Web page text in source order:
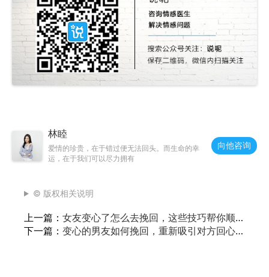
林睦
爱情的珍贵，在于错过便无法回头。而生命的幸
运，在于我们可以尽力拥有
向他咨询
© 版权相关说明
上一篇： 女友变心了怎么去挽回，这些技巧帮你顺
利留住她
下一篇： 变心的男友如何挽回，重新吸引对方回心